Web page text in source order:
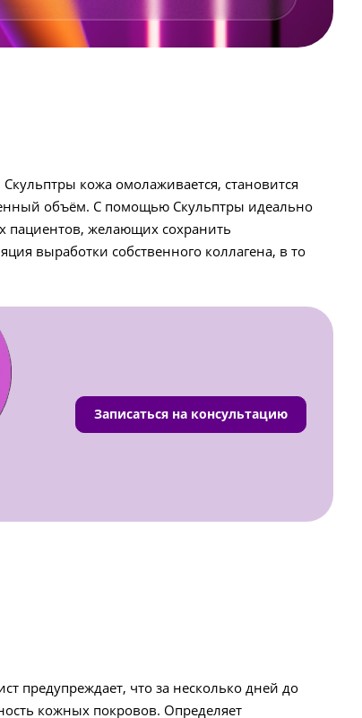
кожа омолаживается, становится
объём. С помощью Скульптры идеально
пациентов, желающих сохранить
выработки собственного коллагена, в то
Записаться на консультацию
предупреждает, что за несколько дней до
кожных покровов. Определяет